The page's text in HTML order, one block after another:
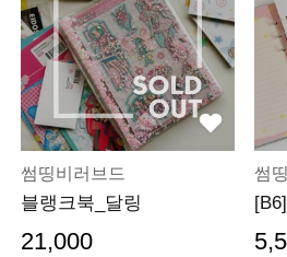
썸띵비러브드
블랭크북_달링
21,000
썸